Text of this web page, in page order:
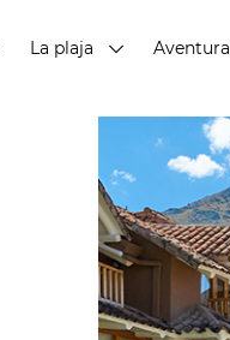
La plaja Aventura